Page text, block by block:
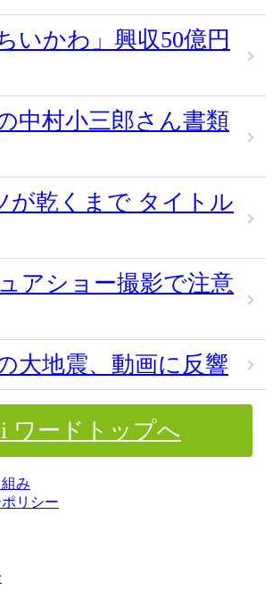
いかわ」興収50億円
中村小三郎さん書類
が乾くまで タイトル
アショー撮影で注意
大地震、動画に反響
ワードトップへ
み
リシー